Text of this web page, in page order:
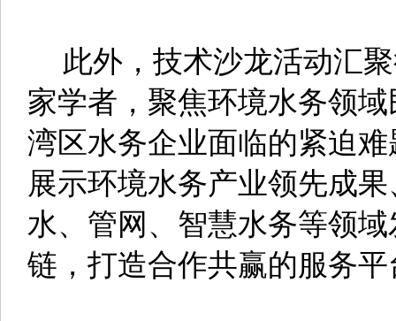
此外，技术沙龙活动汇
家学者，聚焦环境水务领
湾区水务企业面临的紧迫
展示环境水务产业领先成
水、管网、智慧水务等领
链，打造合作共赢的服务